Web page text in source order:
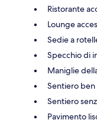
Ristorante
Lounge
Sedie a
Specchio di
Maniglie
Sentiero ben
Sentiero
Pavimento